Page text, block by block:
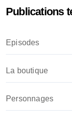
r
e
r
:
Publications
Episodes
La boutique
Personnages